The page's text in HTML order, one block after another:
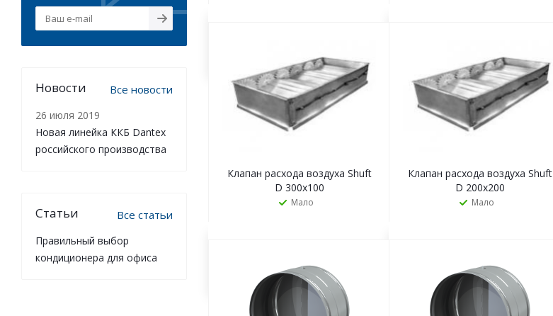
Клапан расхода воздуха Shuft
D 300х100
Мало
Клапан расхода воздуха Shuft
D 200х200
Мало
Новости Все новости
26 июля 2019
Новая линейка ККБ Dantex
российского производства
Статьи Все статьи
Правильный выбор
кондиционера для офиса